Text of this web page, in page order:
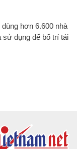
dùng hơn 6.600 nhà
sử dụng để bố trí tái